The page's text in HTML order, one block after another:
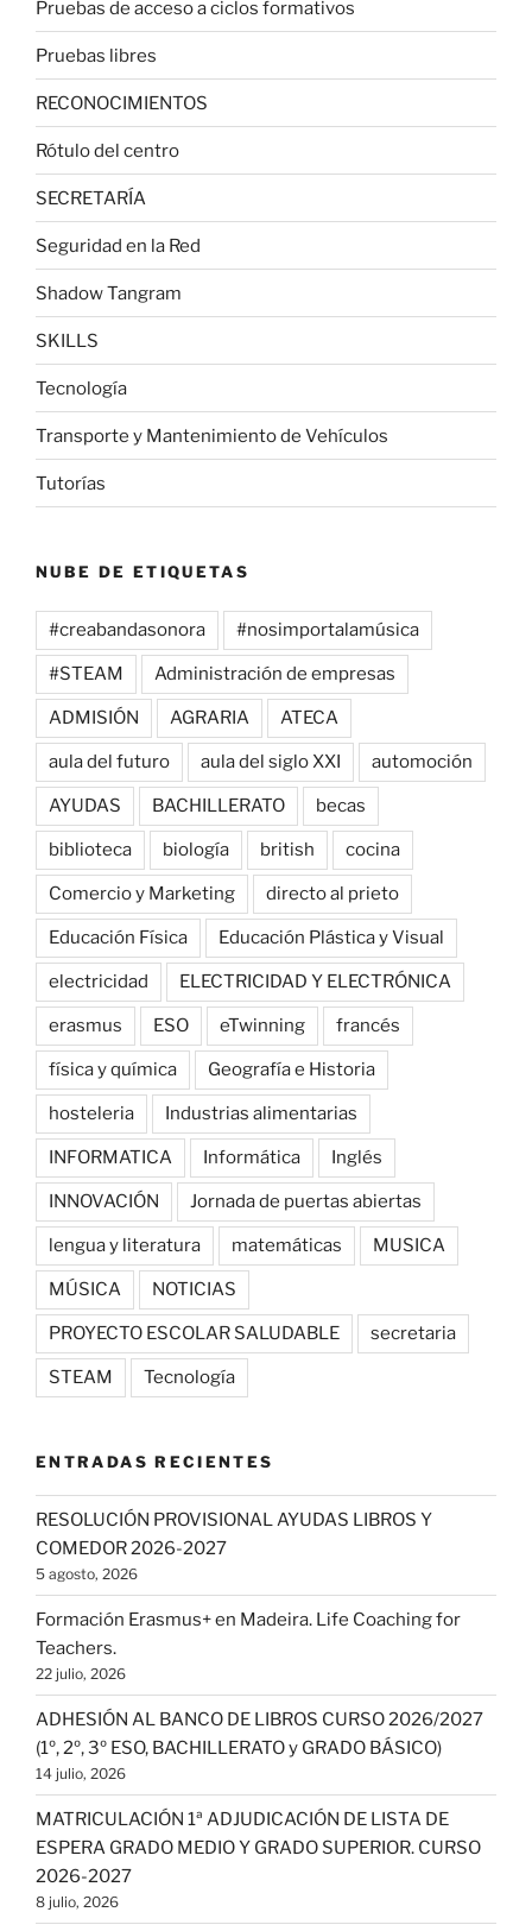
Pruebas de acceso a ciclos formativos
Pruebas libres
RECONOCIMIENTOS
Rótulo del centro
SECRETARÍA
Seguridad en la Red
Shadow Tangram
SKILLS
Tecnología
Transporte y Mantenimiento de Vehículos
Tutorías
NUBE DE ETIQUETAS
#creabandasonora #nosimportalamúsica
#STEAM Administración de empresas
ADMISIÓN AGRARIA ATECA
aula del futuro aula del siglo XXI automoción
AYUDAS BACHILLERATO becas
biblioteca biología british cocina
Comercio y Marketing directo al prieto
Educación Física Educación Plástica y Visual
electricidad ELECTRICIDAD Y ELECTRÓNICA
erasmus ESO eTwinning francés
física y química Geografía e Historia
hosteleria Industrias alimentarias
INFORMATICA Informática Inglés
INNOVACIÓN Jornada de puertas abiertas
lengua y literatura matemáticas MUSICA
MÚSICA NOTICIAS
PROYECTO ESCOLAR SALUDABLE secretaria
STEAM Tecnología
ENTRADAS RECIENTES
RESOLUCIÓN PROVISIONAL AYUDAS LIBROS Y
COMEDOR 2026-2027
5 agosto, 2026
Formación Erasmus+ en Madeira. Life Coaching for
Teachers.
22 julio, 2026
ADHESIÓN AL BANCO DE LIBROS CURSO 2026/2027
(1º, 2º, 3º ESO, BACHILLERATO y GRADO BÁSICO)
14 julio, 2026
MATRICULACIÓN 1ª ADJUDICACIÓN DE LISTA DE
ESPERA GRADO MEDIO Y GRADO SUPERIOR. CURSO
2026-2027
8 julio, 2026